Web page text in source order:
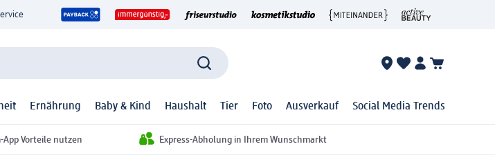
Ernährung Baby & Kind Haushalt Tier Foto Ausverkauf Social Media Trends
App Vorteile nutzen Express-Abholung in Ihrem Wunschmarkt